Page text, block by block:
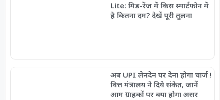
Lite: मिड-रेंज में किस स्मार्टफोन में
है कितना दम? देखें पूरी तुलना
अब UPI लेनदेन पर देना होगा चार्ज !
वित्त मंत्रालय ने दिये संकेत, जानें
आम ग्राहकों पर क्या होगा असर